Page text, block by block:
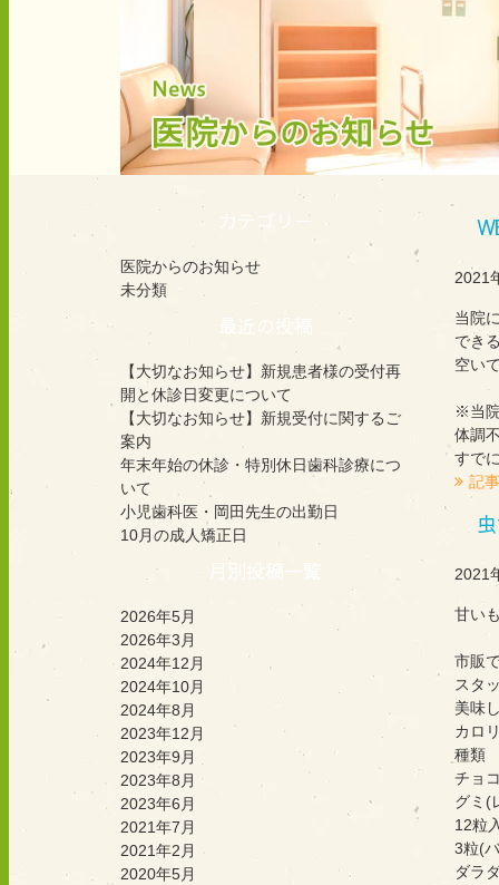
カテゴリー
医院からのお知らせ
未分類
最近の投稿
【大切なお知らせ】新規患者様の受付再
開と休診日変更について
【大切なお知らせ】新規受付に関するご
案内
年末年始の休診・特別休日歯科診療につ
いて
小児歯科医・岡田先生の出勤日
10月の成人矯正日
月別投稿一覧
2026年5月
2026年3月
2024年12月
2024年10月
2024年8月
2023年12月
2023年9月
2023年8月
2023年6月
2021年7月
2021年2月
2020年5月
2021
当院
でき
空い
※当
体調
すで
記
2021
甘い
市販
スタ
美味
カロ
種類
チョ
グミ(
12粒
3粒(
ダラ